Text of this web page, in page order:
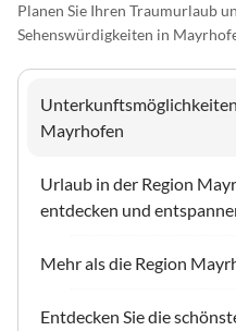
Planen Sie Ihren Traumurlaub
Sehenswürdigkeiten in
Mayrhofen
Urlaub in der Region
entdecken und
Mehr als die Region
Entdecken Sie die